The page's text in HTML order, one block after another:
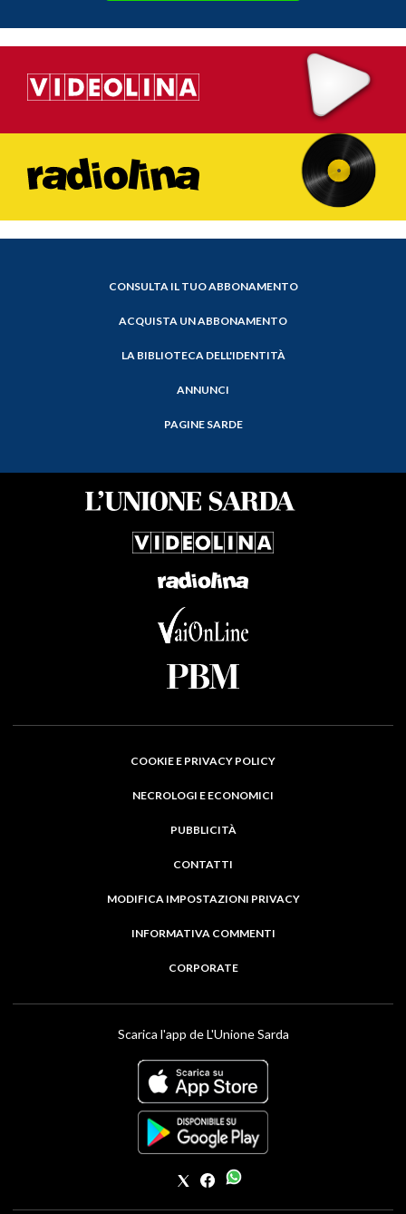
CONSULTA IL TUO ABBONAMENTO
ACQUISTA UN ABBONAMENTO
LA BIBLIOTECA DELL'IDENTITÀ
ANNUNCI
PAGINE SARDE
COOKIE E PRIVACY POLICY
NECROLOGI E ECONOMICI
PUBBLICITÀ
CONTATTI
MODIFICA IMPOSTAZIONI PRIVACY
INFORMATIVA COMMENTI
CORPORATE
Scarica l'app de L'Unione Sarda